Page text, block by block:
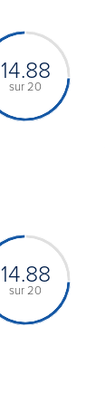
14.88
sur 20
14.88
sur 20